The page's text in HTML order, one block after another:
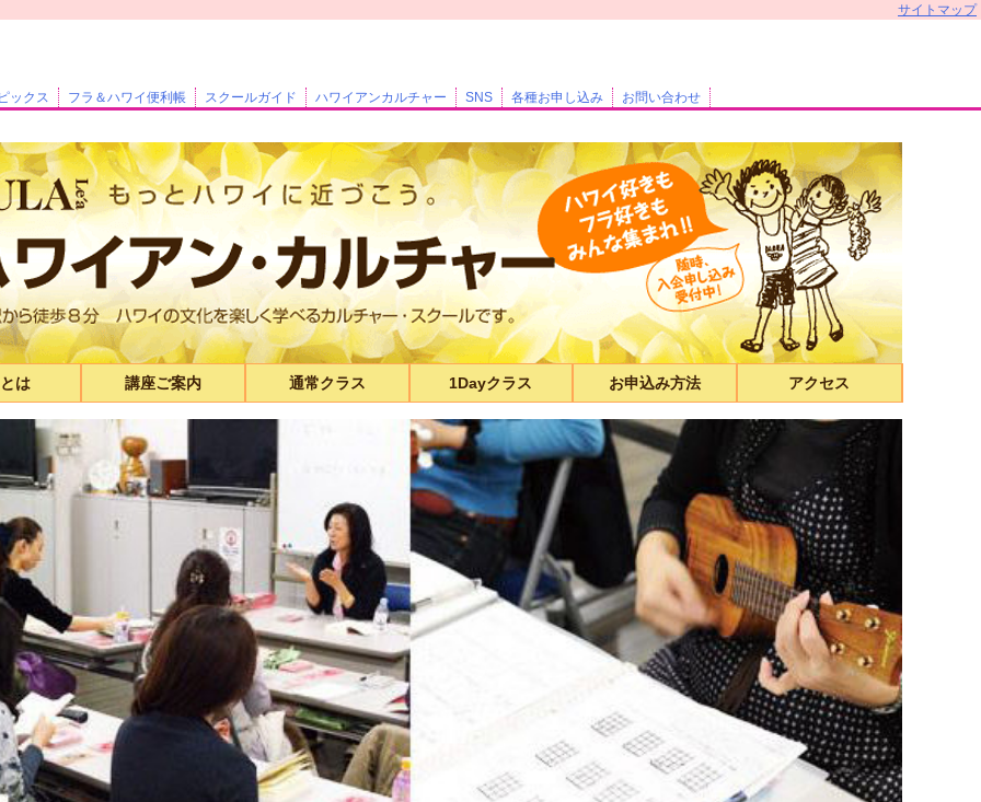
サイトマップ
ックス フラ＆ハワイ便利帳 スクールガイド ハワイアンカルチャー SNS 各種お申し込み お問い合わせ
は 講座ご案内 通常クラス 1Dayクラス お申込み方法 アクセス